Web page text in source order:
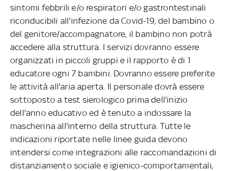
sintomi febbrili e/o respiratori e/o gastrontestinali
riconducibili all'infezione da Covid-19, del bambino o
del genitore/accompagnatore, il bambino non potrà
accedere alla struttura. I servizi dovranno essere
organizzati in piccoli gruppi e il rapporto è di 1
educatore ogni 7 bambini. Dovranno essere preferite
le attività all'aria aperta. Il personale dovrà essere
sottoposto a test sierologico prima dell'inizio
dell'anno educativo ed è tenuto a indossare la
mascherina all'interno della struttura. Tutte le
indicazioni riportate nelle linee guida devono
intendersi come integrazioni alle raccomandazioni di
distanziamento sociale e igienico-comportamentali,